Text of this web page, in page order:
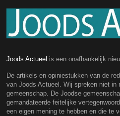
Joods Actueel is een onafhankelijk
De artikels en opiniestukken van de
van Joods Actueel. Wij spreken niet in
gemeenschap. De Joodse
gemandateerde feitelijke
een eigen mening te hebben en die te